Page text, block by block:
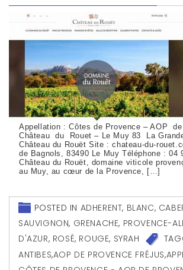
Appellation : Côtes de Provence – AOP
Château du Rouet – Le Muy 83 La
Château du Rouët Site : chateau-du-
de Bagnols, 83490 Le Muy Téléphone : 04
Château du Rouët, domaine viticole
au Muy, au cœur de la Provence, […]
POSTED IN ADHERENT, BLANC,
SAUVIGNON, GRENACHE, PROVENCE-
D'AZUR, ROSÉ, ROUGE, SYRAH
ANTIBES,AOP DE PROVENCE FRÉJUS,